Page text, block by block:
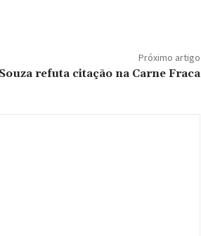
Próximo artigo
refuta citação na Carne Fraca